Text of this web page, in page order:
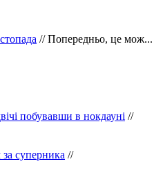
// Попередньо, це мож...
побувавши в нокдауні //
суперника //